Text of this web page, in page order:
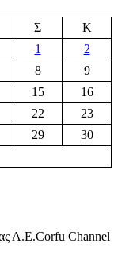
Σ
Κ
1
2
8
9
15
16
22
23
29
30
Α.Ε.Corfu Channel